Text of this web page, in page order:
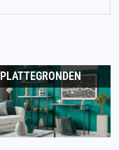
PLATTEGRONDEN